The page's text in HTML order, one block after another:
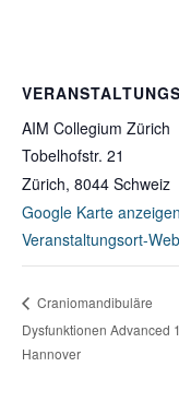
AIM Collegium Zürich
Tobelhofstr. 21
Zürich, 8044 Schweiz
Google Karte anzeigen
Veranstaltungsort-
Craniomandibuläre
Dysfunktionen Advanced
Hannover